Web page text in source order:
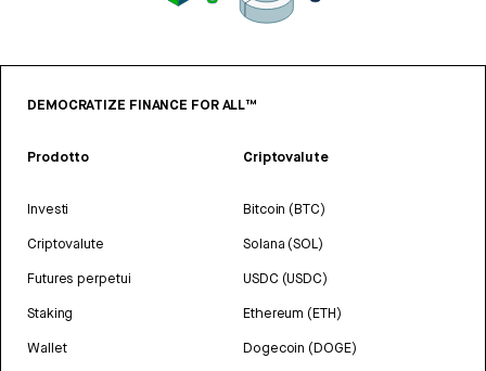
DEMOCRATIZE FINANCE FOR ALL™
Prodotto
Investi
Criptovalute
Futures perpetui
Staking
Wallet
Criptovalute
Bitcoin (BTC)
Solana (SOL)
USDC (USDC)
Ethereum (ETH)
Dogecoin (DOGE)